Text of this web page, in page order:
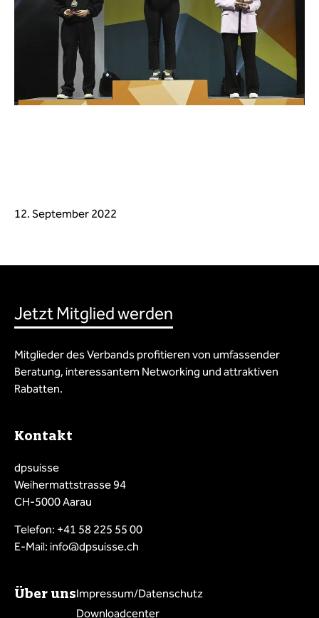
12. September 2022
Jetzt Mitglied werden
Mitglieder des Verbands profitieren von umfassender
Beratung, interessantem Networking und attraktiven
Rabatten.
Kontakt
dpsuisse
Weihermattstrasse 94
CH-5000 Aarau
Telefon: +41 58 225 55 00
E-Mail: info@dpsuisse.ch
Über unsImpressum/Datenschutz
Downloadcenter